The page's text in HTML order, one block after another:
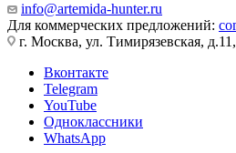
info@artemida-hunter.ru
Для коммерческих предложений:
г. Москва, ул. Тимирязевская,
Вконтакте
Telegram
YouTube
Одноклассники
WhatsApp